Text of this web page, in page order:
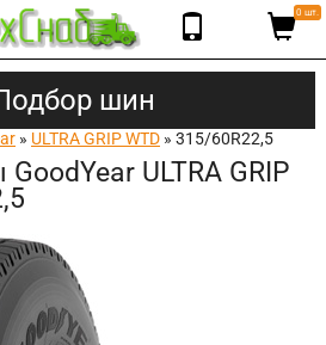
0 шт.
шин
» ULTRA GRIP WTD » 315/60R22,5
ULTRA GRIP